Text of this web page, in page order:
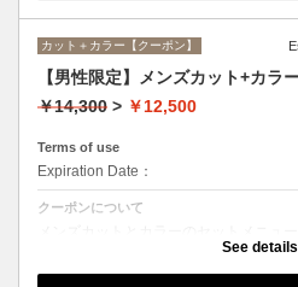
カット＋カラー【クーポン】
【男性限定】メンズカット+カラ
￥14,300 > ￥12,500
Terms of use
Expiration Date：
クーポンについて
カラーどちらも可能です。シャンプー
See details